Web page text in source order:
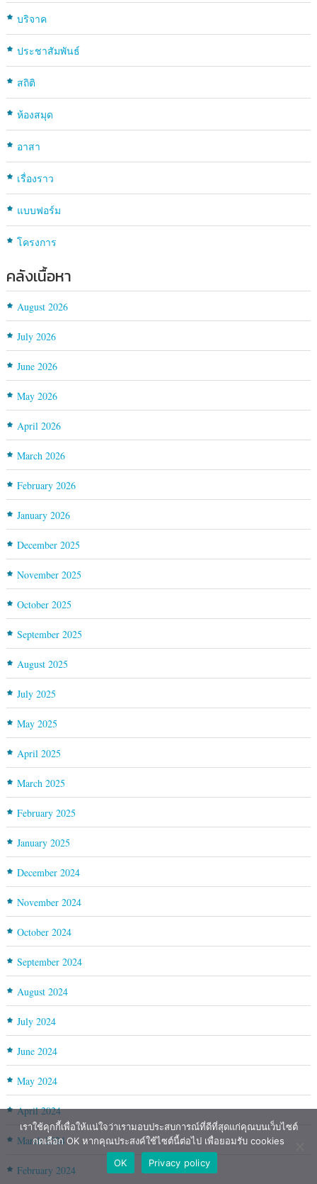
บริจาค
ประชาสัมพันธ์
สถิติ
ห้องสมุด
อาสา
เรื่องราว
แบบฟอร์ม
โครงการ
คลังเนื้อหา
August 2026
July 2026
June 2026
May 2026
April 2026
March 2026
February 2026
January 2026
December 2025
November 2025
October 2025
September 2025
August 2025
July 2025
May 2025
April 2025
March 2025
February 2025
January 2025
December 2024
November 2024
October 2024
September 2024
August 2024
July 2024
June 2024
May 2024
April 2024
March 2024
February 2024
เราใช้คุกกี้เพื่อให้แน่ใจว่าเรามอบประสบการณ์ที่ดีที่สุดแก่คุณบนเว็บไซต์
กดเลือก OK หากคุณประสงค์ใช้ไซต์นี้ต่อไป เพื่อยอมรับ cookies
OK
Privacy policy